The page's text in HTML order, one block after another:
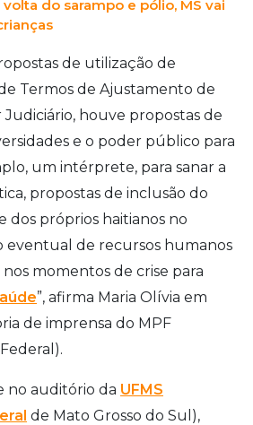
do sarampo e pólio, MS vai
de utilização de
Termos de Ajustamento de
houve propostas de
e o poder público para
um intérprete, para sanar a
propostas de inclusão do
dos próprios haitianos no
eventual de recursos humanos
momentos de crise para
”, afirma Maria Olívia em
de imprensa do MPF
no auditório da UFMS
de Mato Grosso do Sul),